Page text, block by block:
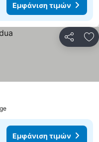
Εμφάνιση τιμών
Εμφάνιση τιμών